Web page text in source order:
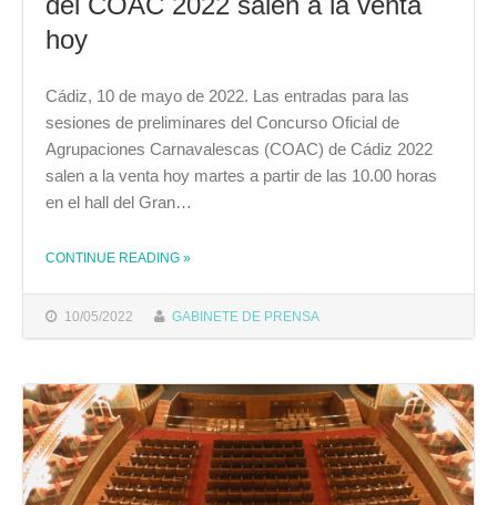
hoy
10/05/2022 GABINETE DE PRENSA
Cádiz, 10 de mayo de 2022. Las entradas para las
sesiones de preliminares del Concurso Oficial de
Agrupaciones Carnavalescas (COAC) de Cádiz 2022
salen a la venta hoy martes a partir de las 10.00 horas
en el hall del Gran…
CONTINUE READING THE "LAS ENTRADAS PARA LAS PRELIMINARES DEL COAC 2022 SALEN A LA VENTA HOY"
»